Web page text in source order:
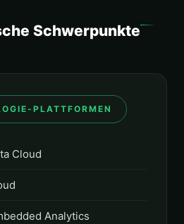
Schwerpunkte
PLATTFORMEN
Cloud
Analytics